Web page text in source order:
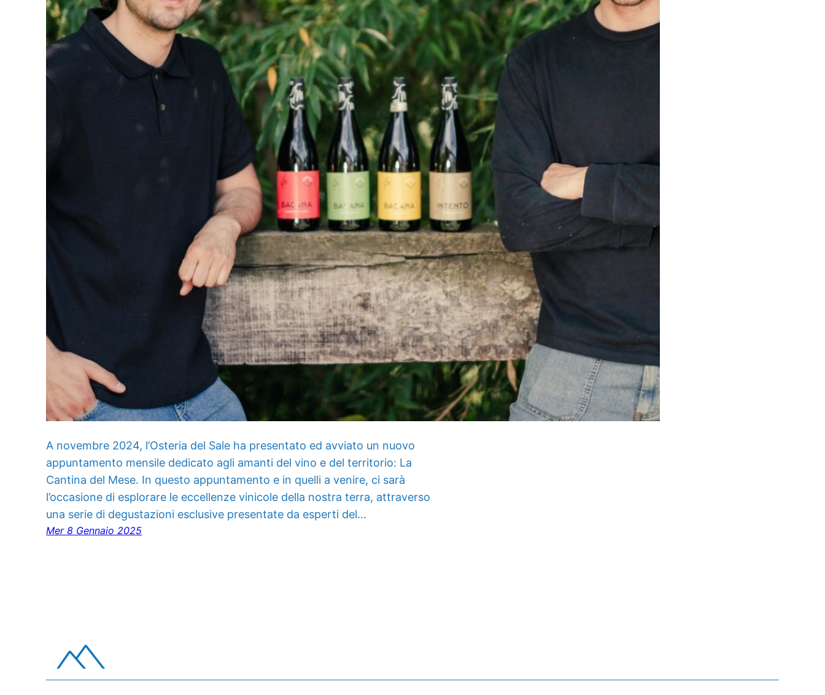
A novembre 2024, l’Osteria del Sale ha presentato ed avviato un nuovo
appuntamento mensile dedicato agli amanti del vino e del territorio: La
Cantina del Mese. In questo appuntamento e in quelli a venire, ci sarà
l’occasione di esplorare le eccellenze vinicole della nostra terra, attraverso
una serie di degustazioni esclusive presentate da esperti del…
Mer 8 Gennaio 2025